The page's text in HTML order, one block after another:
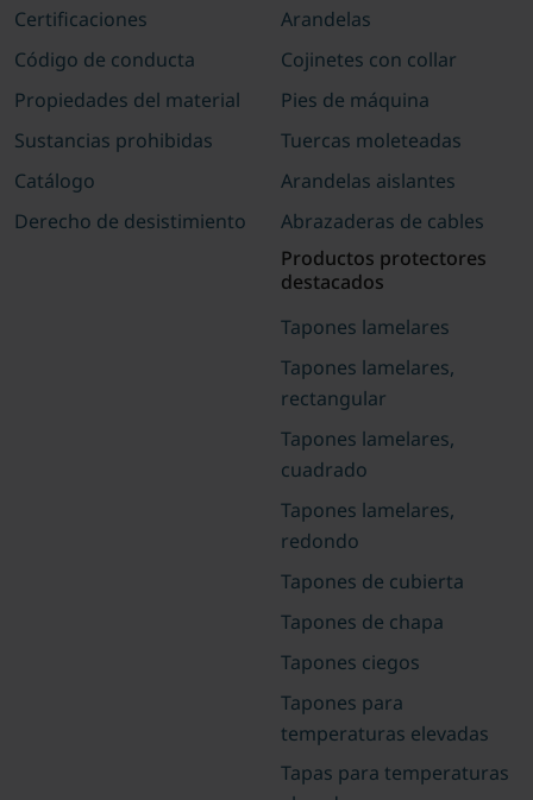
Certificaciones
Código de conducta
Propiedades del material
Sustancias prohibidas
Catálogo
Derecho de desistimiento
Arandelas
Cojinetes con collar
Pies de máquina
Tuercas moleteadas
Arandelas aislantes
Abrazaderas de cables
Productos protectores
destacados
Tapones lamelares
Tapones lamelares,
rectangular
Tapones lamelares,
cuadrado
Tapones lamelares,
redondo
Tapones de cubierta
Tapones de chapa
Tapones ciegos
Tapones para
temperaturas elevadas
Tapas para temperaturas